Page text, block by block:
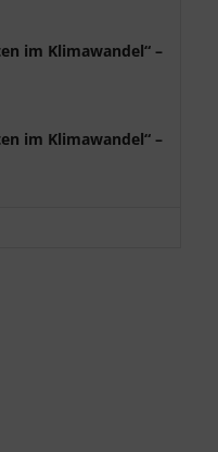
im Klimawandel“ –
im Klimawandel“ –